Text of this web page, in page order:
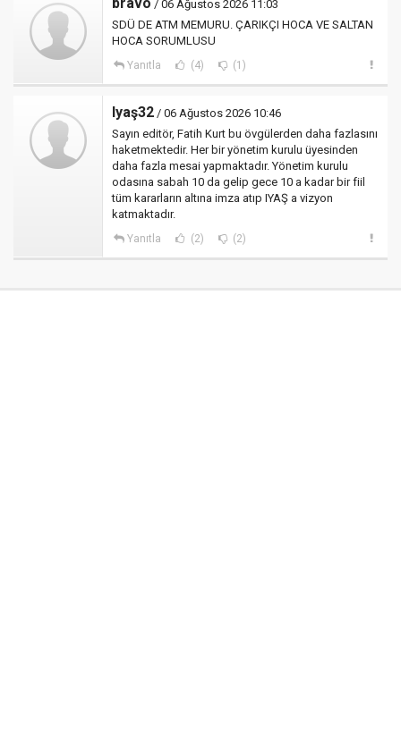
/ 06 Ağustos 2026 11:03
SDÜ DE ATM MEMURU. ÇARIKÇI HOCA VE SALTAN
HOCA SORUMLUSU
Yanıtla (4) (1)
Iyaş32 / 06 Ağustos 2026 10:46
Sayın editör, Fatih Kurt bu övgülerden daha fazlasını
haketmektedir. Her bir yönetim kurulu üyesinden
daha fazla mesai yapmaktadır. Yönetim kurulu
odasına sabah 10 da gelip gece 10 a kadar bir fiil
tüm kararların altına imza atıp IYAŞ a vizyon
katmaktadır.
Yanıtla (2) (2)